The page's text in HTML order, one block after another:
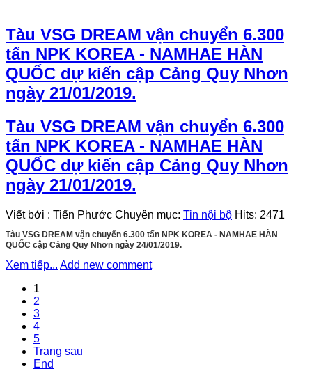
Tàu VSG DREAM vận chuyển 6.300
tấn NPK KOREA - NAMHAE HÀN
QUỐC dự kiến cập Cảng Quy Nhơn
ngày 21/01/2019.
Tàu VSG DREAM vận chuyển 6.300
tấn NPK KOREA - NAMHAE HÀN
QUỐC dự kiến cập Cảng Quy Nhơn
ngày 21/01/2019.
Viết bởi : Tiến Phước Chuyên mục: Tin nội bộ Hits: 2471
Tàu VSG DREAM vận chuyển 6.300 tấn NPK KOREA - NAMHAE HÀN
QUỐC cập Cảng Quy Nhơn ngày 24/01/2019.
Xem tiếp... Add new comment
1
2
3
4
5
Trang sau
End